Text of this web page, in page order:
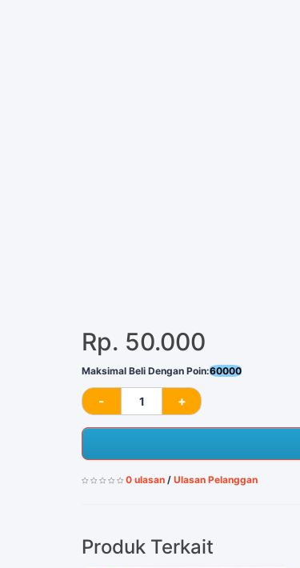
Rp. 50.000
Maksimal Beli Dengan Poin:60000
0 ulasan / Ulasan Pelanggan
Produk Terkait